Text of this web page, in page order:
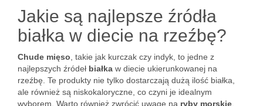
Jakie są najlepsze źródła
białka w diecie na rzeźbę?
Chude mięso , takie jak kurczak czy indyk, to jedne z
najlepszych źródeł białka w diecie ukierunkowanej na
rzeźbę. Te produkty nie tylko dostarczają dużą ilość białka,
ale również są niskokaloryczne, co czyni je idealnym
wyborem. Warto również zwrócić uwagę na ryby morskie